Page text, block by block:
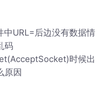
中URL=后边没有数据情
码
时候出
原因